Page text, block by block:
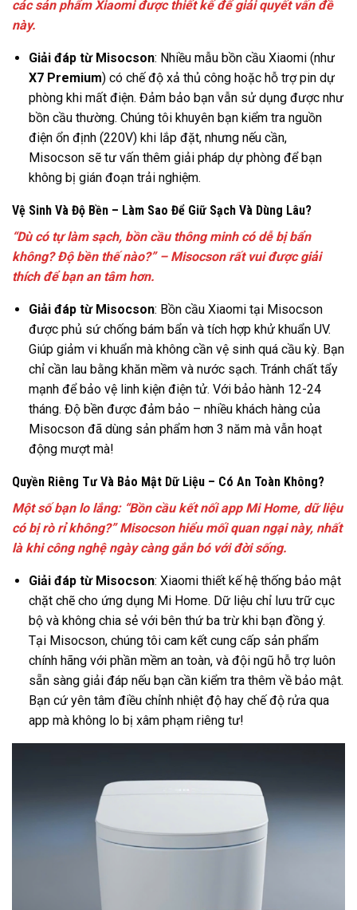
các sản phẩm Xiaomi được thiết kế để giải quyết vấn đề
này.
Giải đáp từ Misocson: Nhiều mẫu bồn cầu Xiaomi (như
X7 Premium) có chế độ xả thủ công hoặc hỗ trợ pin dự
phòng khi mất điện. Đảm bảo bạn vẫn sử dụng được như
bồn cầu thường. Chúng tôi khuyên bạn kiểm tra nguồn
điện ổn định (220V) khi lắp đặt, nhưng nếu cần,
Misocson sẽ tư vấn thêm giải pháp dự phòng để bạn
không bị gián đoạn trải nghiệm.
Vệ Sinh Và Độ Bền – Làm Sao Để Giữ Sạch Và Dùng Lâu?
“Dù có tự làm sạch, bồn cầu thông minh có dễ bị bẩn
không? Độ bền thế nào?” – Misocson rất vui được giải
thích để bạn an tâm hơn.
Giải đáp từ Misocson: Bồn cầu Xiaomi tại Misocson
được phủ sứ chống bám bẩn và tích hợp khử khuẩn UV.
Giúp giảm vi khuẩn mà không cần vệ sinh quá cầu kỳ. Bạn
chỉ cần lau bằng khăn mềm và nước sạch. Tránh chất tẩy
mạnh để bảo vệ linh kiện điện tử. Với bảo hành 12-24
tháng. Độ bền được đảm bảo – nhiều khách hàng của
Misocson đã dùng sản phẩm hơn 3 năm mà vẫn hoạt
động mượt mà!
Quyền Riêng Tư Và Bảo Mật Dữ Liệu – Có An Toàn Không?
Một số bạn lo lắng: “Bồn cầu kết nối app Mi Home, dữ liệu
có bị rò rỉ không?” Misocson hiểu mối quan ngại này, nhất
là khi công nghệ ngày càng gắn bó với đời sống.
Giải đáp từ Misocson: Xiaomi thiết kế hệ thống bảo mật
chặt chẽ cho ứng dụng Mi Home. Dữ liệu chỉ lưu trữ cục
bộ và không chia sẻ với bên thứ ba trừ khi bạn đồng ý.
Tại Misocson, chúng tôi cam kết cung cấp sản phẩm
chính hãng với phần mềm an toàn, và đội ngũ hỗ trợ luôn
sẵn sàng giải đáp nếu bạn cần kiểm tra thêm về bảo mật.
Bạn cứ yên tâm điều chỉnh nhiệt độ hay chế độ rửa qua
app mà không lo bị xâm phạm riêng tư!